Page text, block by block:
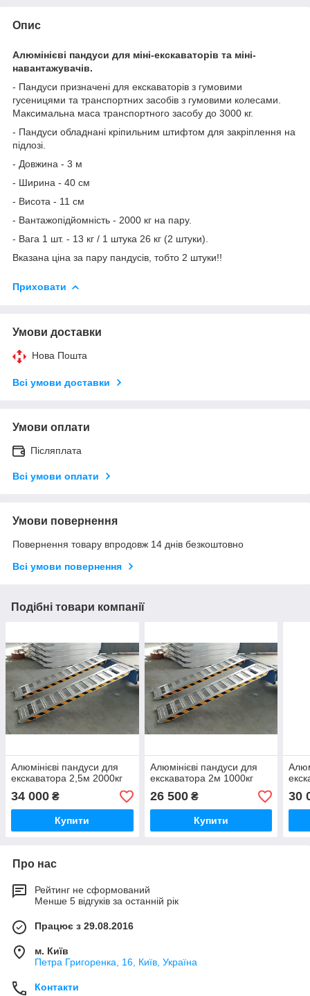
Опис
Алюмінієві пандуси для міні-екскаваторів та міні-
навантажувачів.
- Пандуси призначені для екскаваторів з гумовими
гусеницями та транспортних засобів з гумовими колесами.
Максимальна маса транспортного засобу до 3000 кг.
- Пандуси обладнані кріпильним штифтом для закріплення на
підлозі.
- Довжина - 3 м
- Ширина - 40 см
- Висота - 11 см
- Вантажопідйомність - 2000 кг на пару.
- Вага 1 шт. - 13 кг / 1 штука 26 кг (2 штуки).
Вказана ціна за пару пандусів, тобто 2 штуки!!
Приховати
Умови доставки
Нова Пошта
Всі умови доставки
Умови оплати
Післяплата
Всі умови оплати
Умови повернення
Повернення товару впродовж 14 днів безкоштовно
Всі умови повернення
Подібні товари компанії
Алюмінієві пандуси для
екскаватора 2,5м 2000кг
34 000 ₴
Купити
Алюмінієві пандуси для
екскаватора 2м 1000кг
26 500₴
Купити
30
Про нас
Рейтинг не сформований
Менше 5 відгуків за останній рік
Працює з 29.08.2016
м. Київ
Петра Григоренка, 16, Київ, Україна
Контакти